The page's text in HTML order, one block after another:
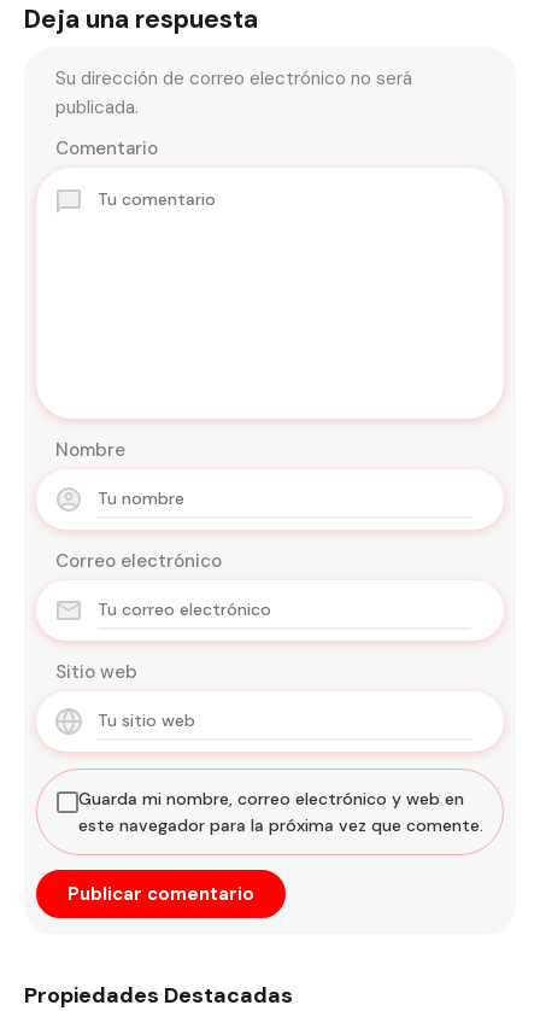
Deja una respuesta
Su dirección de correo electrónico no será
publicada.
Comentario
Nombre
Correo electrónico
Sitio web
Guarda mi nombre, correo electrónico y web en
este navegador para la próxima vez que comente.
Propiedades Destacadas